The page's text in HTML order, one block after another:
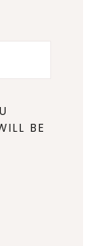
BE